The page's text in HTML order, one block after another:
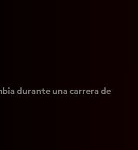
durante una carrera de